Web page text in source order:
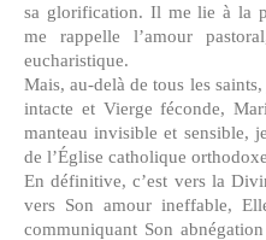
sa glorification. Il me lie à la
me rappelle l’amour
eucharistique.
Mais, au-delà de tous les
intacte et Vierge féconde,
manteau invisible et sensible,
de l’Église catholique
En définitive, c’est vers la
vers Son amour ineffable,
communiquant Son